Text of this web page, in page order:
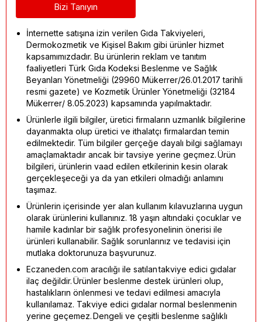
Bizi Tanıyın
İnternette satışına izin verilen Gıda Takviyeleri,
Dermokozmetik ve Kişisel Bakım gibi ürünler hizmet
kapsamımızdadır. Bu ürünlerin reklam ve tanıtım
faaliyetleri Türk Gıda Kodeksi Beslenme ve Sağlık
Beyanları Yönetmeliği (29960 Mükerrer/26.01.2017 tarihli
resmi gazete) ve Kozmetik Ürünler Yönetmeliği (32184
Mükerrer/ 8.05.2023) kapsamında yapılmaktadır.
Ürünlerle ilgili bilgiler, üretici firmaların uzmanlık bilgilerine
dayanmakta olup üretici ve ithalatçı firmalardan temin
edilmektedir. Tüm bilgiler gerçeğe dayalı bilgi sağlamayı
amaçlamaktadır ancak bir tavsiye yerine geçmez. Ürün
bilgileri, ürünlerin vaad edilen etkilerinin kesin olarak
gerçekleşeceği ya da yan etkileri olmadığı anlamını
taşımaz.
Ürünlerin içerisinde yer alan kullanım kılavuzlarına uygun
olarak ürünlerini kullanınız. 18 yaşın altındaki çocuklar ve
hamile kadınlar bir sağlık profesyonelinin önerisi ile
ürünleri kullanabilir. Sağlık sorunlarınız ve tedavisi için
mutlaka doktorunuza başvurunuz.
Eczaneden.com aracılığı ile satılan takviye edici gıdalar
ilaç değildir. Ürünler beslenme destek ürünleri olup,
hastalıkların önlenmesi ve tedavi edilmesi amacıyla
kullanılamaz. Takviye edici gıdalar normal beslenmenin
yerine geçemez. Dengeli ve çeşitli beslenme sağlıklı